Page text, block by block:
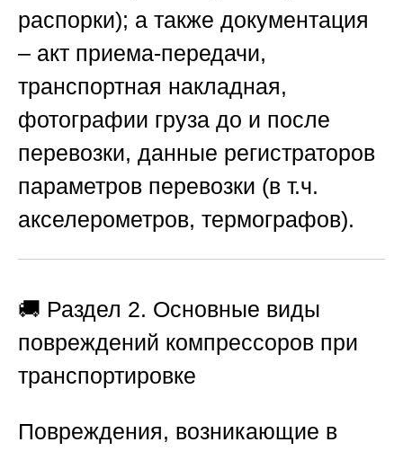
распорки); а также документация
– акт приема-передачи,
транспортная накладная,
фотографии груза до и после
перевозки, данные регистраторов
параметров перевозки (в т.ч.
акселерометров, термографов).
🚚 Раздел 2. Основные виды
повреждений компрессоров при
транспортировке
Повреждения, возникающие в